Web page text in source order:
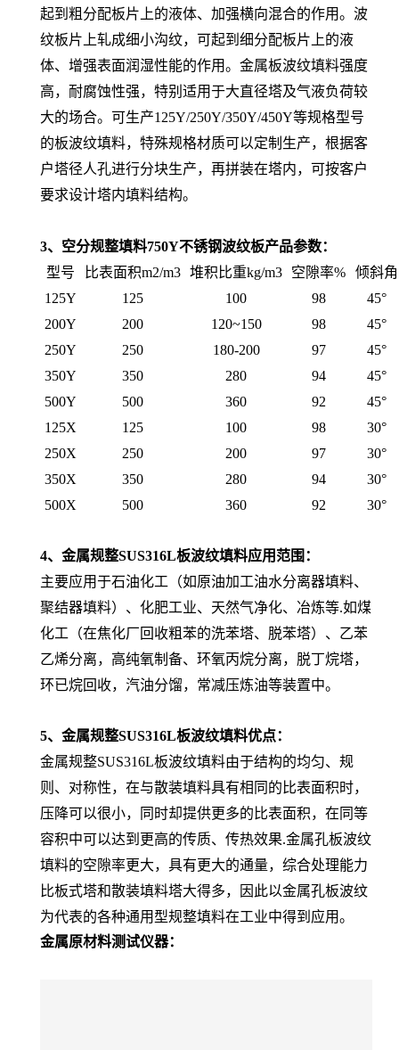
起到粗分配板片上的液体、加强横向混合的作用。波
纹板片上轧成细小沟纹，可起到细分配板片上的液
体、增强表面润湿性能的作用。金属板波纹填料强度
高，耐腐蚀性强，特别适用于大直径塔及气液负荷较
大的场合。可生产125Y/250Y/350Y/450Y等规格型号
的板波纹填料，特殊规格材质可以定制生产，根据客
户塔径人孔进行分块生产，再拼装在塔内，可按客户
要求设计塔内填料结构。
3、 空分规整填料750Y不锈钢波纹板产品参数：
型号
比表面积m2/m3 堆积比重kg/m3 空隙率%
倾斜角
125Y
125 100 98
45°
200Y
200 120~150 98
45°
250Y
250 180-200 97
45°
350Y
350 280 94
45°
500Y
500 360 92
45°
125X
125 100 98
30°
250X
250 200 97
30°
350X
350 280 94
30°
500X
500 360 92 30°
4、金属规整SUS316L板波纹填料应用范围：
主要应用于石油化工（如原油加工油水分离器填料、
聚结器填料）、化肥工业、天然气净化、冶炼等.如煤
化工（在焦化厂回收粗苯的洗苯塔、脱苯塔）、乙苯
乙烯分离，高纯氧制备、环氧丙烷分离，脱丁烷塔，
环已烷回收，汽油分馏，常减压炼油等装置中。
5、金属规整SUS316L板波纹填料优点：
金属规整SUS316L板波纹填料由于结构的均匀、规
则、对称性，在与散装填料具有相同的比表面积时，
压降可以很小，同时却提供更多的比表面积，在同等
容积中可以达到更高的传质、传热效果.金属孔板波纹
填料的空隙率更大，具有更大的通量，综合处理能力
比板式塔和散装填料塔大得多，因此以金属孔板波纹
为代表的各种通用型规整填料在工业中得到应用。
金属原材料测试仪器：